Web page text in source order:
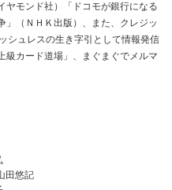
ヤモンド社）「ドコモが銀行になる
」（ＮＨＫ出版）、また、クレジッ
シュレスの生き字引として情報発信
級カード道場」、まぐまぐでメルマ
田悠記